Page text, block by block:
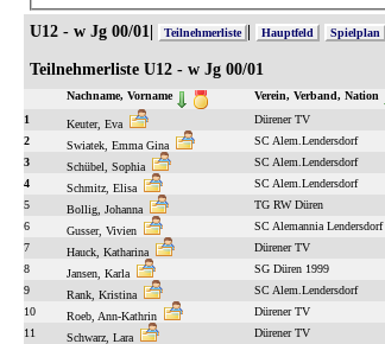
U12 - w Jg 00/01| Teilnehmerliste Hauptfeld Spielplan
Teilnehmerliste U12 - w Jg 00/01
Nachname, Vorname Verein, Verband, Nation
1
Keuter, Eva Dürener TV
2
Swiatek, Emma Gina SC Alem.Lendersdorf
3
Schübel, Sophia SC Alem.Lendersdorf
4
Schmitz, Elisa SC Alem.Lendersdorf
5
Bollig, Johanna TG RW Düren
6
Gusser, Vivien SC Alemannia Lendersdorf
7
Hauck, Katharina Dürener TV
8
Jansen, Karla SG Düren 1999
9
Rank, Kristina SC Alem.Lendersdorf
10
Roeb, Ann-Kathrin Dürener TV
11
Schwarz, Lara Dürener TV